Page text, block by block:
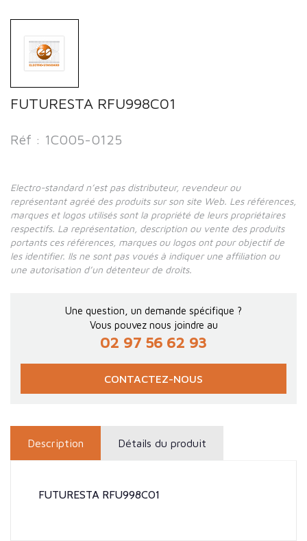
FUTURESTA RFU998C01
Réf : 1C005-0125
Electro-standard n’est pas distributeur, revendeur ou
représentant agréé des produits sur son site Web. Les références,
marques et logos utilisés sont la propriété de leurs propriétaires
respectifs. La représentation, description ou vente des produits
portants ces références, marques ou logos ont pour objectif de
les identifier. Ils ne sont pas voués à indiquer une affiliation ou
une autorisation d’un détenteur de droits.
Une question, un demande spécifique ?
Vous pouvez nous joindre au
02 97 56 62 93
CONTACTEZ-NOUS
Description Détails du produit
FUTURESTA RFU998C01